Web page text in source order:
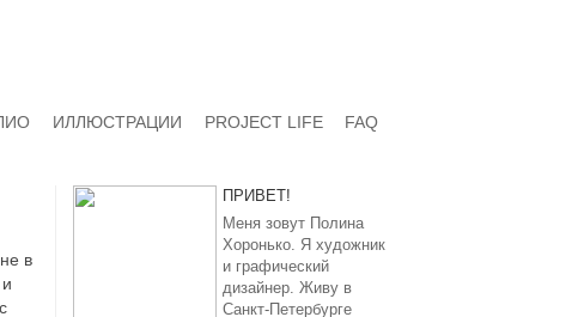
FAQ
PROJECT LIFE
ИЛЛЮСТРАЦИИ
в
ПРИВЕТ!
Меня зовут Полина
Хоронько. Я художник
и графический
дизайнер. Живу в
Санкт-Петербурге